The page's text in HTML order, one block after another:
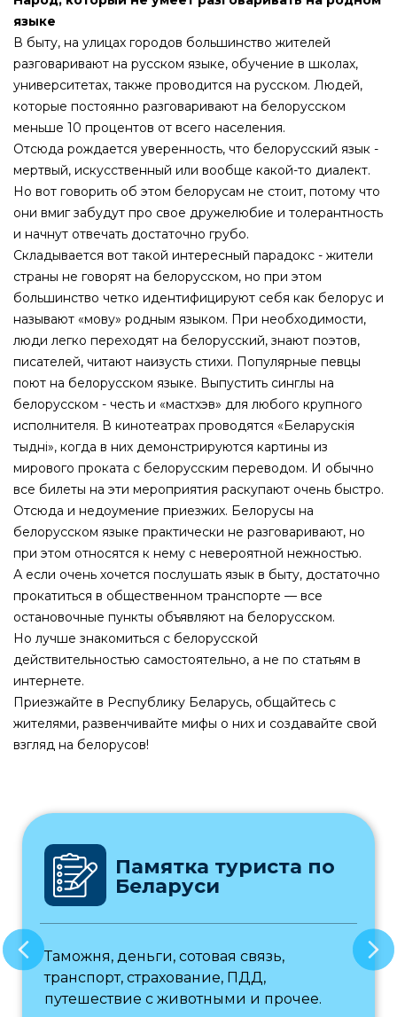
языке
В быту, на улицах городов большинство жителей
разговаривают на русском языке, обучение в школах,
университетах, также проводится на русском. Людей,
которые постоянно разговаривают на белорусском
меньше 10 процентов от всего населения.
Отсюда рождается уверенность, что белорусский язык -
мертвый, искусственный или вообще какой-то диалект.
Но вот говорить об этом белорусам не стоит, потому что
они вмиг забудут про свое дружелюбие и толерантность
и начнут отвечать достаточно грубо.
Складывается вот такой интересный парадокс - жители
страны не говорят на белорусском, но при этом
большинство четко идентифицируют себя как белорус и
называют «мову» родным языком. При необходимости,
люди легко переходят на белорусский, знают поэтов,
писателей, читают наизусть стихи. Популярные певцы
поют на белорусском языке. Выпустить синглы на
белорусском - честь и «мастхэв» для любого крупного
исполнителя. В кинотеатрах проводятся «Беларускiя
тыднi», когда в них демонстрируются картины из
мирового проката с белорусским переводом. И обычно
все билеты на эти мероприятия раскупают очень быстро.
Отсюда и недоумение приезжих. Белорусы на
белорусском языке практически не разговаривают, но
при этом относятся к нему с невероятной нежностью.
А если очень хочется послушать язык в быту, достаточно
прокатиться в общественном транспорте — все
остановочные пункты объявляют на белорусском.
Но лучше знакомиться с белорусской
действительностью самостоятельно, а не по статьям в
интернете.
Приезжайте в Республику Беларусь, общайтесь с
жителями, развенчивайте мифы о них и создавайте свой
взгляд на белорусов!
Памятка туриста по
Беларуси
Таможня, деньги, сотовая связь,
транспорт, страхование, ПДД,
путешествие с животными и прочее.